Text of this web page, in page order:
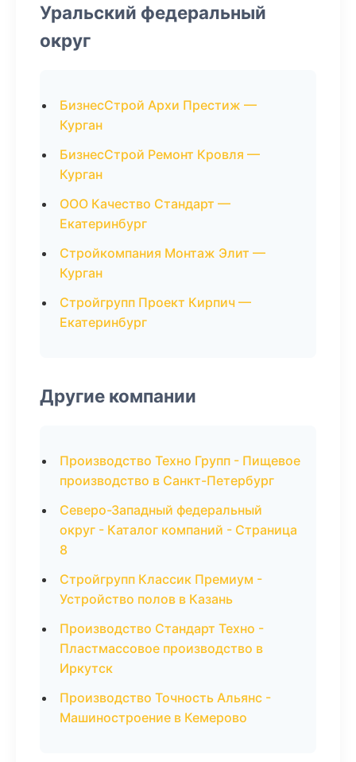
Уральский федеральный
округ
БизнесСтрой Архи Престиж —
Курган
БизнесСтрой Ремонт Кровля —
Курган
ООО Качество Стандарт —
Екатеринбург
Стройкомпания Монтаж Элит —
Курган
Стройгрупп Проект Кирпич —
Екатеринбург
Другие компании
Производство Техно Групп - Пищевое
производство в Санкт-Петербург
Северо-Западный федеральный
округ - Каталог компаний - Страница
8
Стройгрупп Классик Премиум -
Устройство полов в Казань
Производство Стандарт Техно -
Пластмассовое производство в
Иркутск
Производство Точность Альянс -
Машиностроение в Кемерово